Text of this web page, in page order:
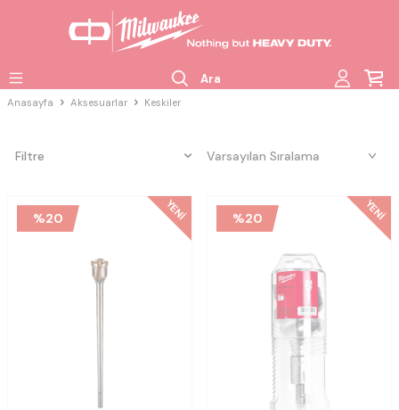
Ara
Anasayfa Aksesuarlar Keskiler
Filtre
%20 YENI %20 YENI